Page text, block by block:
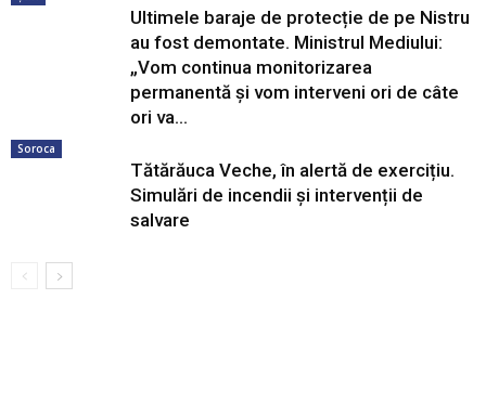
Ultimele baraje de protecție de pe Nistru
au fost demontate. Ministrul Mediului:
„Vom continua monitorizarea
permanentă și vom interveni ori de câte
ori va...
Soroca
Tătărăuca Veche, în alertă de exercițiu.
Simulări de incendii și intervenții de
salvare